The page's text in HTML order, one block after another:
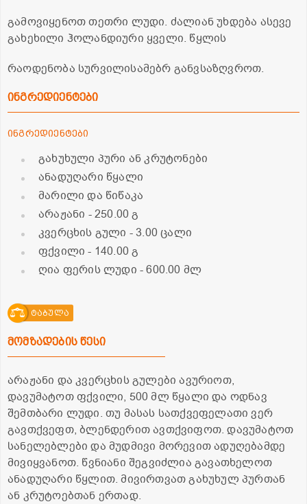
გამოვიყენოთ თეთრი ლუდი. ძალიან უხდება ასევე
გახეხილი ჰოლანდიური ყველი. წყლის
რაოდენობა სურვილისამებრ განვსაზღვროთ.
ინგრედიენტები
ინგრედიენტები
გახუხული პური ან კრუტონები
ანადუღარი წყალი
მარილი და წიწაკა
არაჟანი - 250.00 გ
კვერცხის გული - 3.00 ცალი
ფქვილი- 140.00 გ
ღია ფერის ლუდი - 600.00 მლ
ტაბულა
მომზადების წესი
არაჟანი და კვერცხის გულები ავურიოთ,
დავუმატოთ ფქვილი, 500 მლ წყალი და ოდნავ
შემთბარი ლუდი. თუ მასას სათქვეფელათი ვერ
გავთქვეფთ, ბლენდერით ავთქვიფოთ. დავუმატოთ
სანელებლები და მუდმივი მორევით ადუღებამდე
მივიყვანოთ. წვნიანი შეგვიძლია გავათხელოთ
ანადუღარი წყლით. მივირთვათ გახუხულ პურთან
ან კრუტოებთან ერთად.